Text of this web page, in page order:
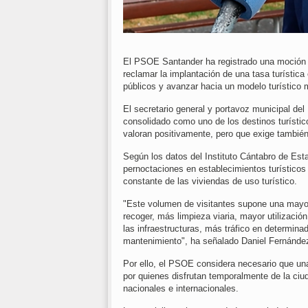
El PSOE Santander ha registrado una
reclamar la implantación de una tasa
públicos y avanzar hacia un modelo turístico
El secretario general y portavoz municipal
consolidado como uno de los destinos
valoran positivamente, pero que exige
Según los datos del Instituto Cántabro de
pernoctaciones en establecimientos
constante de las viviendas de uso turístico.
"Este volumen de visitantes supone una
recoger, más limpieza viaria, mayor
las infraestructuras, más tráfico en
mantenimiento", ha señalado Daniel
Por ello, el PSOE considera necesario que
por quienes disfrutan temporalmente de la
nacionales e internacionales.